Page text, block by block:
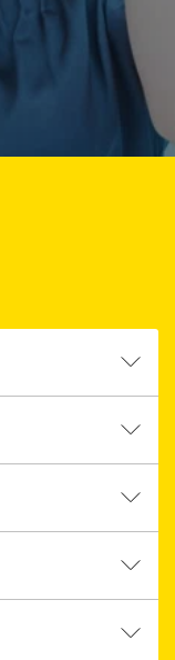
Speyer
Grafschaft